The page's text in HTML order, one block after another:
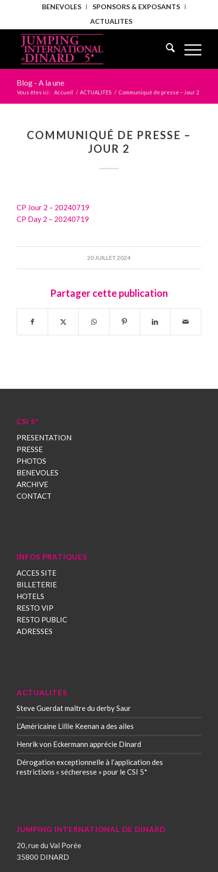
BENEVOLES
SPONSORS & EXPOSANTS
ACTUALITES
Blog - A la une
Vous êtes ici : Accueil / ACTUALITES / Communiqué de presse – Jour 2
COMMUNIQUÉ DE PRESSE –
JOUR 2
CP Jour 2 – 20240719
CP Day 2 – 20240719
20 JUILLET 2024
Partager cette publication
CSI 5*
PRESENTATION
PRESSE
PHOTOS
BENEVOLES
ARCHIVE
CONTACT
INFOS PRATIQUES
ACCES SITE
BILLETERIE
HOTELS
RESTO VIP
RESTO PUBLIC
ADRESSES
ACTUALITES
Steve Guerdat maître du derby Saur
L’Américaine Lillie Keenan a des ailes
Henrik von Eckermann apprécie Dinard
Dérogation exceptionnelle à l’application des
restrictions « sécheresse » pour le CSI 5*
JUMPING INTERNATIONAL DE DINARD
20, rue du Val Porée
35800 DINARD